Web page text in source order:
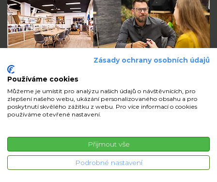
Zůstaňte s námi v kontaktu
volejte
© 2026 iMi Partner, a.s. | Všechna práva vyhrazena
Zásady ochrany osobních údajů
Používáme cookies
Můžeme je umístit pro analýzu našich údajů o návštěvnících, pro
zlepšení našeho webu, ukázání personalizovaného obsahu a pro
poskytnutí skvělého zážitku z webu. Pro více informací o cookies
používáme otevřené nastavení.
Přijmout vše
Podrobné nastavení